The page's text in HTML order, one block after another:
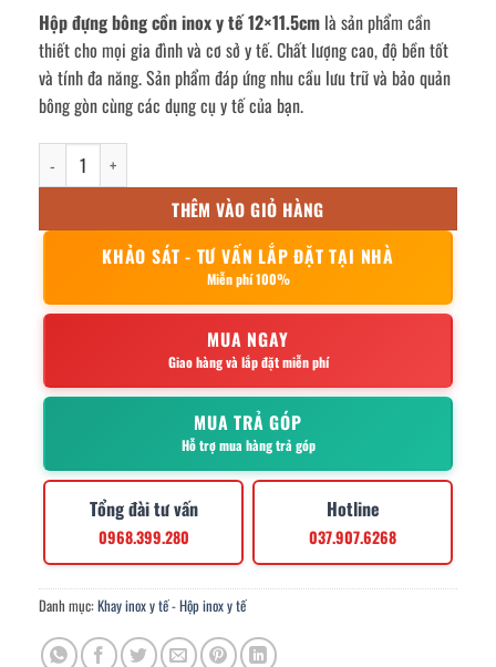
Hộp đựng bông cồn inox y tế 12×11.5cm là sản phẩm cần
thiết cho mọi gia đình và cơ sở y tế. Chất lượng cao, độ bền tốt
và tính đa năng. Sản phẩm đáp ứng nhu cầu lưu trữ và bảo quản
bông gòn cùng các dụng cụ y tế của bạn.
Hộp đựng bông cồn inox y tế 12x11.5cm số lượng
THÊM VÀO GIỎ HÀNG
KHẢO SÁT - TƯ VẤN LẮP ĐẶT TẠI NHÀ
Miễn phí 100%
MUA NGAY
Giao hàng và lắp đặt miễn phí
MUA TRẢ GÓP
Hỗ trợ mua hàng trả góp
Tổng đài tư vấn
0968.399.280
Hotline
037.907.6268
Danh mục: Khay inox y tế - Hộp inox y tế